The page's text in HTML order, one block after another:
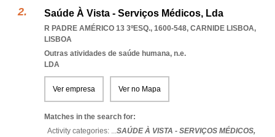
Saúde À Vista - Serviços Médicos, Lda
R PADRE AMÉRICO 13 3ºESQ., 1600-548, CARNIDE LISBOA,
LISBOA
Outras atividades de saúde humana, n.e.
LDA
Ver empresa Ver no Mapa
Matches in the search for:
Activity categories: ...SAÚDE À VISTA - SERVIÇOS MÉDICOS,